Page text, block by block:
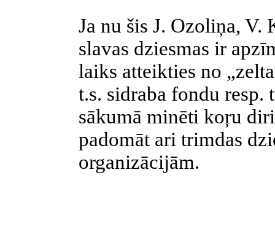
Ja nu šis J. Ozoliņa, V.
slavas dziesmas ir
laiks atteikties no
t.s. sidraba fondu resp.
sākumā minēti koŗu
padomāt ari trimdas
organizācijām.